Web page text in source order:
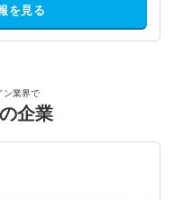
を見る
ン業界で
企業